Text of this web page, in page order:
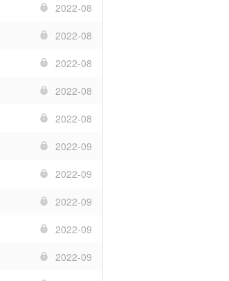
2022-08
2022-08
2022-08
2022-08
2022-08
2022-09
2022-09
2022-09
2022-09
2022-09